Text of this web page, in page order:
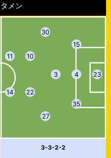
メン
30
15
11
10
3 4 23
14
22
35
27
3-3-2-2